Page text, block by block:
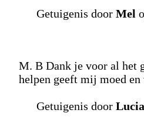
Getuigenis door Mel
M. B Dank je voor al het
helpen geeft mij moed
Getuigenis door Lucia